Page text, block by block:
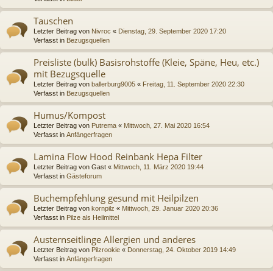
Tauschen
Letzter Beitrag von Nivroc « Dienstag, 29. September 2020 17:20
Verfasst in Bezugsquellen
Preisliste (bulk) Basisrohstoffe (Kleie, Späne, Heu, etc.)
mit Bezugsquelle
Letzter Beitrag von ballerburg9005 « Freitag, 11. September 2020 22:30
Verfasst in Bezugsquellen
Humus/Kompost
Letzter Beitrag von Putrema « Mittwoch, 27. Mai 2020 16:54
Verfasst in Anfängerfragen
Lamina Flow Hood Reinbank Hepa Filter
Letzter Beitrag von Gast « Mittwoch, 11. März 2020 19:44
Verfasst in Gästeforum
Buchempfehlung gesund mit Heilpilzen
Letzter Beitrag von kornpilz « Mittwoch, 29. Januar 2020 20:36
Verfasst in Pilze als Heilmittel
Austernseitlinge Allergien und anderes
Letzter Beitrag von Pilzrookie « Donnerstag, 24. Oktober 2019 14:49
Verfasst in Anfängerfragen